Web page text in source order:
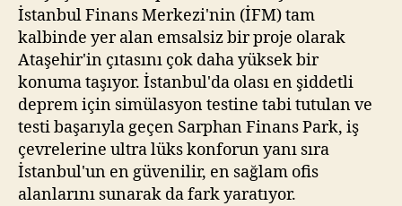
İstanbul Finans Merkezi'nin (İFM) tam
kalbinde yer alan emsalsiz bir proje olarak
Ataşehir'in çıtasını çok daha yüksek bir
konuma taşıyor. İstanbul'da olası en şiddetli
deprem için simülasyon testine tabi tutulan ve
testi başarıyla geçen Sarphan Finans Park, iş
çevrelerine ultra lüks konforun yanı sıra
İstanbul'un en güvenilir, en sağlam ofis
alanlarını sunarak da fark yaratıyor.